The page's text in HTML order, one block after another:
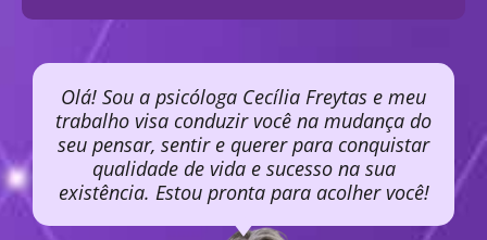
Olá! Sou a psicóloga Cecília Freytas e meu
trabalho visa conduzir você na mudança do
seu pensar, sentir e querer para conquistar
qualidade de vida e sucesso na sua
existência. Estou pronta para acolher você!